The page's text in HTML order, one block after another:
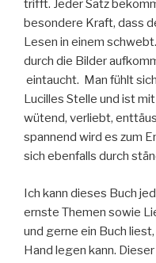
trifft. Jeder Satz
besondere Kraft, dass
Lesen in einem
durch die Bilder
eintaucht. Man fühlt
Lucilles Stelle und ist
wütend, verliebt,
spannend wird es zum
sich ebenfalls durch
Ich kann dieses Buch
ernste Themen sowie
und gerne ein Buch
Hand legen kann.